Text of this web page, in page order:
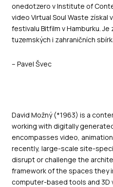
onedotzero v Institute of
video Virtual Soul Waste získal
festivalu Bitfilm v Hamburku.
tuzemských i zahraničních
– Pavel Švec
David Možný (*1963) is a
working with digitally
encompasses video,
recently, large-scale site-
disrupt or challenge the
framework of the spaces they
computer-based tools and 3D